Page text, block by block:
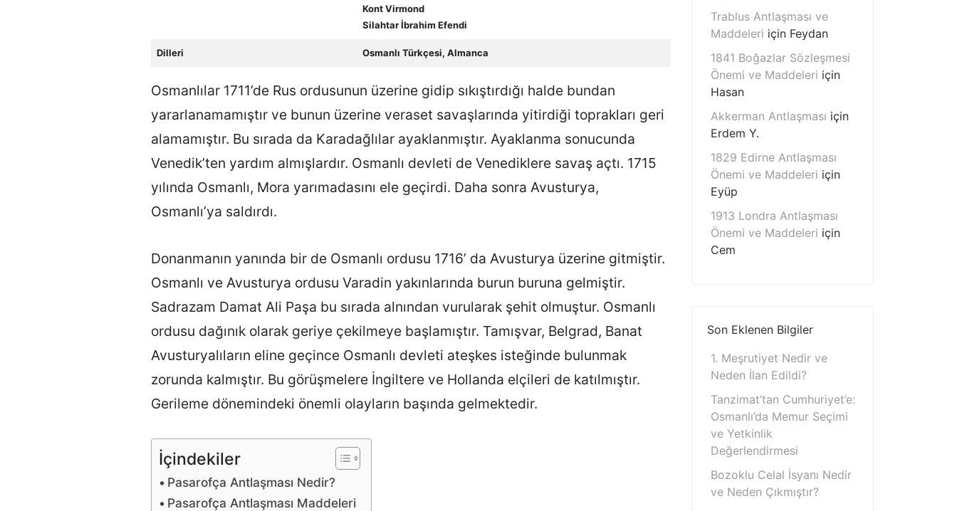
Kont Virmond
Silahtar İbrahim Efendi
Dilleri Osmanlı Türkçesi, Almanca
Osmanlılar 1711’de Rus ordusunun üzerine gidip sıkıştırdığı halde bundan
yararlanamamıştır ve bunun üzerine veraset savaşlarında yitirdiği toprakları geri
alamamıştır. Bu sırada da Karadağlılar ayaklanmıştır. Ayaklanma sonucunda
Venedik’ten yardım almışlardır. Osmanlı devleti de Venediklere savaş açtı. 1715
yılında Osmanlı, Mora yarımadasını ele geçirdi. Daha sonra Avusturya,
Osmanlı’ya saldırdı.
Donanmanın yanında bir de Osmanlı ordusu 1716’ da Avusturya üzerine gitmiştir.
Osmanlı ve Avusturya ordusu Varadin yakınlarında burun buruna gelmiştir.
Sadrazam Damat Ali Paşa bu sırada alnından vurularak şehit olmuştur. Osmanlı
ordusu dağınık olarak geriye çekilmeye başlamıştır. Tamışvar, Belgrad, Banat
Avusturyalıların eline geçince Osmanlı devleti ateşkes isteğinde bulunmak
zorunda kalmıştır. Bu görüşmelere İngiltere ve Hollanda elçileri de katılmıştır.
Gerileme dönemindeki önemli olayların başında gelmektedir.
İçindekiler
Pasarofça Antlaşması Nedir?
Pasarofça Antlaşması Maddeleri
Trablus Antlaşması ve
Maddeleri için Feydan
1841 Boğazlar Sözleşmesi
Önemi ve Maddeleri için
Hasan
Akkerman Antlaşması için
Erdem Y.
1829 Edirne Antlaşması
Önemi ve Maddeleri için
Eyüp
1913 Londra Antlaşması
Önemi ve Maddeleri için
Cem
Son Eklenen Bilgiler
1. Meşrutiyet Nedir ve
Neden İlan Edildi?
Tanzimat’tan Cumhuriyet’e:
Osmanlı’da Memur Seçimi
ve Yetkinlik
Değerlendirmesi
Bozoklu Celal İsyanı Nedir
ve Neden Çıkmıştır?